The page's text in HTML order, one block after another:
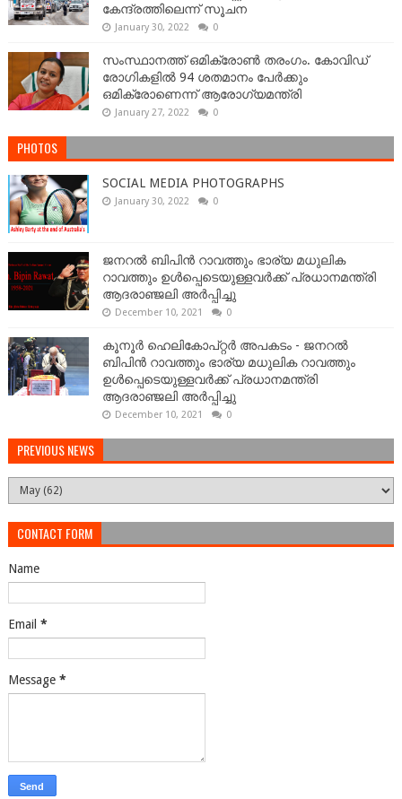
കേന്ദ്രത്തിലെന്ന് സൂചന
January 30, 2022 0
സംസ്ഥാനത്ത് ഒമിക്രോണ്‍ തരംഗം. കോവിഡ്
രോഗികളിൽ 94 ശതമാനം പേർക്കും
ഒമിക്രോണെന്ന് ആരോഗ്യമന്ത്രി
January 27, 2022 0
PHOTOS
SOCIAL MEDIA PHOTOGRAPHS
January 30, 2022 0
ജനറല്‍ ബിപിന്‍ റാവത്തും ഭാര്യ മധുലിക
റാവത്തും ഉള്‍പ്പെടെയുള്ളവർക്ക് പ്രധാനമന്ത്രി
ആദരാഞ്ജലി അർപ്പിച്ചു
December 10, 2021 0
കൂനൂർ ഹെലികോപ്റ്റർ അപകടം - ജനറല്‍
ബിപിന്‍ റാവത്തും ഭാര്യ മധുലിക റാവത്തും
ഉള്‍പ്പെടെയുള്ളവർക്ക് പ്രധാനമന്ത്രി
ആദരാഞ്ജലി അർപ്പിച്ചു
December 10, 2021 0
PREVIOUS NEWS
CONTACT FORM
Name
Email *
Message *